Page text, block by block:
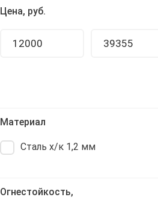
Цена, руб.
Материал
Сталь х/к 1,2 мм
Огнестойкость,